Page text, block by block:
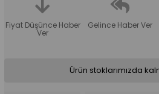
Fiyat Düşünce Haber
Ver
Gelince Haber Ver
Ürün stoklarımızda